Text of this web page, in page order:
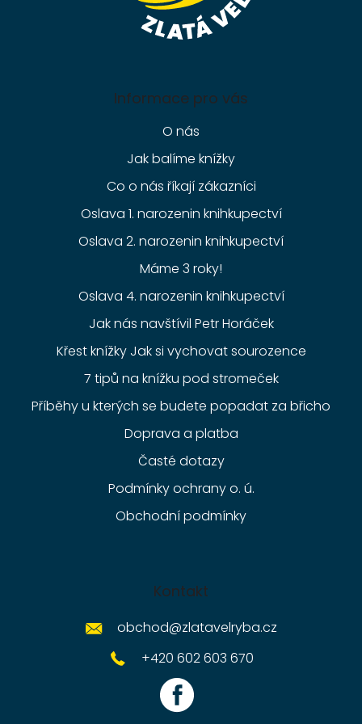
Informace pro vás
O nás
Jak balíme knížky
Co o nás říkají zákazníci
Oslava 1. narozenin knihkupectví
Oslava 2. narozenin knihkupectví
Máme 3 roky!
Oslava 4. narozenin knihkupectví
Jak nás navštívil Petr Horáček
Křest knížky Jak si vychovat sourozence
7 tipů na knížku pod stromeček
Příběhy u kterých se budete popadat za břicho
Doprava a platba
Časté dotazy
Podmínky ochrany o. ú.
Obchodní podmínky
Kontakt
obchod@zlatavelryba.cz
+420 602 603 670